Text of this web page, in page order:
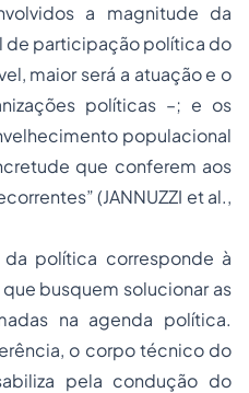
a magnitude da
de participação política do
maior será a atuação e o
políticas –; e os
populacional
que conferem aos
(JANNUZZI et al.,
política corresponde à
busquem solucionar as
na agenda política.
o corpo técnico do
pela condução do